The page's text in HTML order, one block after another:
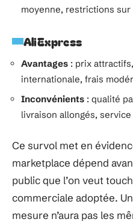
moyenne, restrictions
AliExpress
Avantages : prix
internationale, frais
Inconvénients : qualité
livraison allongés,
Ce survol met en
marketplace dépend
public que l’on veut
commerciale adoptée.
mesure n’aura pas les